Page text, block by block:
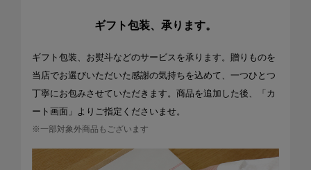
ギフト包装、承ります。
ギフト包装、お熨斗などのサービスを承ります。贈りものを
当店でお選びいただいた感謝の気持ちを込めて、一つひとつ
丁寧にお包みさせていただきます。商品を追加した後、「カ
ート画面」よりご指定くださいませ。
※一部対象外商品もございます